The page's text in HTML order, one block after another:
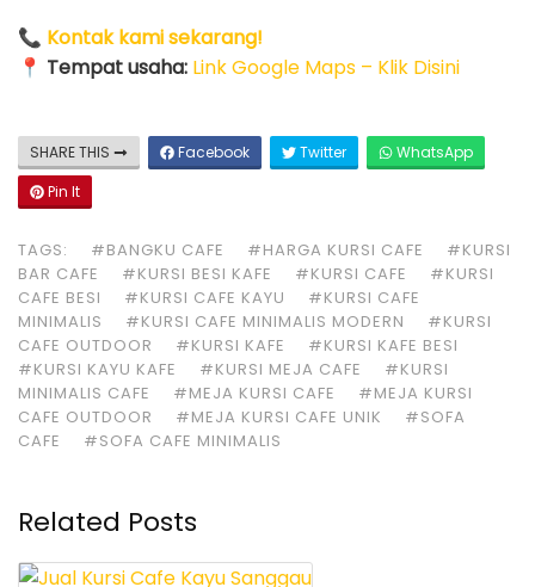
📞 Kontak kami sekarang!
📍 Tempat usaha: Link Google Maps – Klik Disini
SHARE THIS Facebook Twitter
WhatsApp
Pin It
TAGS: #BANGKU CAFE #HARGA KURSI CAFE
#KURSI
BAR CAFE
#KURSI BESI KAFE #KURSI CAFE
#KURSI
CAFE BESI
#KURSI CAFE KAYU
#KURSI CAFE
MINIMALIS
#KURSI CAFE MINIMALIS MODERN
#KURSI
CAFE OUTDOOR
#KURSI KAFE
#KURSI KAFE BESI
#KURSI KAYU KAFE
#KURSI MEJA CAFE
#KURSI
MINIMALIS CAFE
#MEJA KURSI CAFE
#MEJA KURSI
CAFE OUTDOOR
#MEJA KURSI CAFE UNIK
#SOFA
CAFE
#SOFA CAFE MINIMALIS
Related Posts